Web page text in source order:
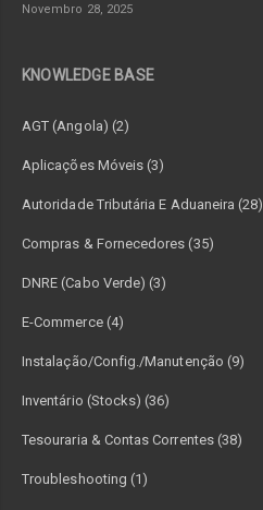
Novembro 28, 2025
KNOWLEDGE BASE
AGT (Angola) (2)
Aplicações Móveis (3)
Autoridade Tributária E Aduaneira (28)
Compras & Fornecedores (35)
DNRE (Cabo Verde) (3)
E-Commerce (4)
Instalação/Config./Manutenção (9)
Inventário (Stocks) (36)
Tesouraria & Contas Correntes (38)
Troubleshooting (1)